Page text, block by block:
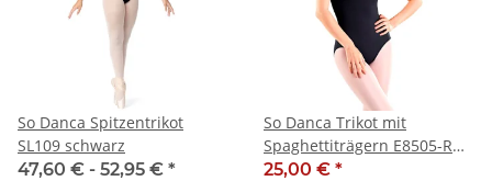
So Danca Spitzentrikot
SL109 schwarz
47,60 € - 52,95 € *
So Danca Trikot mit
Spaghettiträgern E8505-RD
Damen - SALE
25,00 € *